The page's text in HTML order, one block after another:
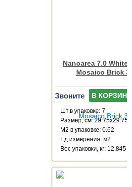
Nanoarea 7.0 White
Mosaico Brick
Звоните В КОРЗИНУ
Шт.в упаковке: 7
Размер, см: 29.75x29.75
М2 в упаковке: 0.62
Ед.измерения: м2
Веc упаковки, кг: 12.845